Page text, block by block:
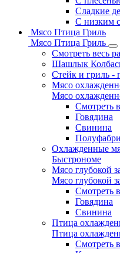
Сладкие
С низким
Мясо Птица Гриль
Мясо Птица Гриль
Смотреть весь
Шашлык
Стейк и гриль -
Мясо
Мясо
Смотреть
Говядина
Свинина
Охлажденные
Быстрономе
Мясо глубокой
Мясо глубокой
Смотреть
Говядина
Свинина
Птица
Птица
Смотреть